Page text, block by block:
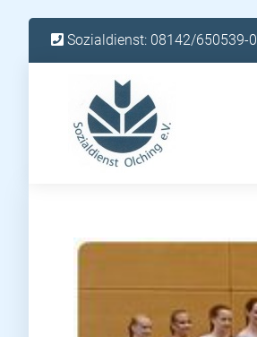
Sozialdienst: 08142/650539-0